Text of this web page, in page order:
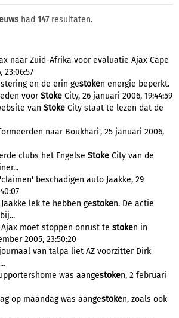
had 147resultaten.
naar Zuid-Afrika voor evaluatie Ajax Cape
23:06:57
en de erin gestoken energie beperkt.
voorStoke City, 26 januari 2006, 19:44:59
van Stoke City staat te lezen dat de
naar Boukhari', 25 januari 2006,
clubs het Engelse Stoke City van de
beschadigen auto Jaakke, 29
lek te hebben gestoken. De actie
Ajax moet stoppen onrust te stoken in
2005, 23:50:20
van talpa liet AZ voorzitter Dirk
was aangestoken, 2 februari
op maandag was aangestoken, zoals ook